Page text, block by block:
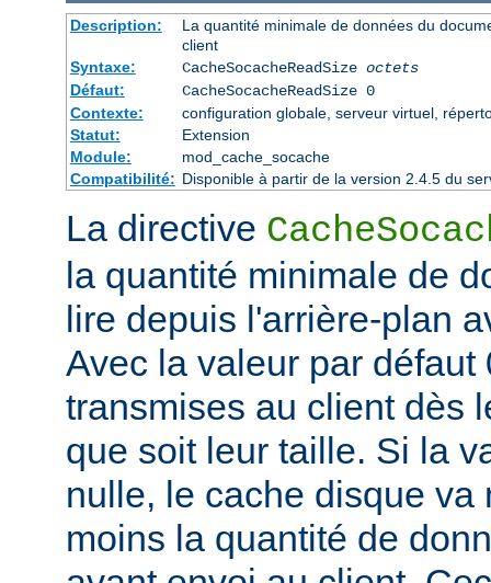
Description:
La quantité minimale de données du
client
Syntaxe:
CacheSocacheReadSize octets
Défaut:
CacheSocacheReadSize 0
Contexte:
configuration globale, serveur virtuel,
Statut:
Extension
Module:
mod_cache_socache
Compatibilité: Disponible à partir de la version 2.4.5 du
La directive
la quantité minimale de
lire depuis l'arrière-plan
Avec la valeur par
transmises au client dès
que soit leur taille. Si la
nulle, le cache disque va
moins la quantité de